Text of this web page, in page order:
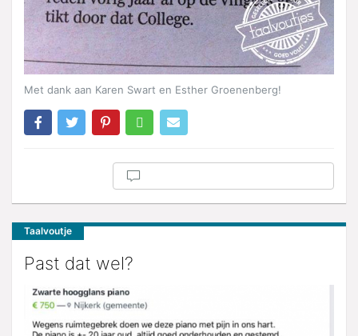
Met dank aan Karen Swart en Esther Groenenberg!
Taalvoutje
Past dat wel?